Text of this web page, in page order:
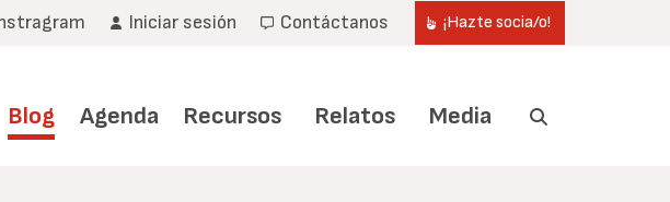
Iniciar sesión Contáctanos ¡Hazte socia/o!
Blog Agenda Recursos Relatos Media